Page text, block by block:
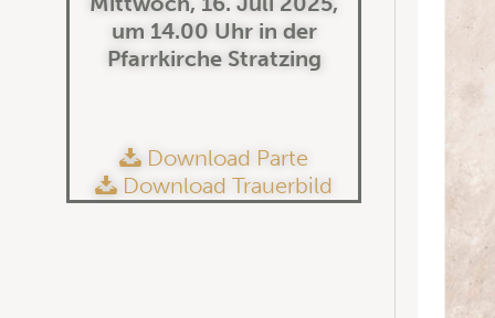
um 14.00 Uhr in der
Pfarrkirche Stratzing
Download Parte
Download Trauerbild